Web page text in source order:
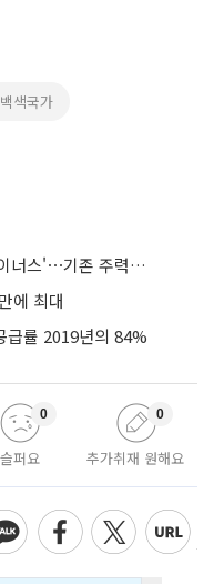
색국가
반도체 호황에도 제조업 고용 '마이너스'⋯기존 주력산업 부진에 발복
에 최대
률 2019년의 84%
슬퍼요
0
추가취재 원해요
0